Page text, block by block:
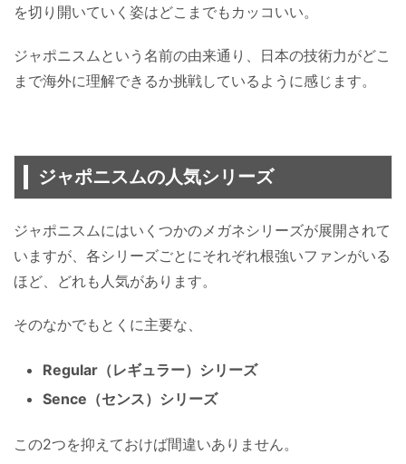
を切り開いていく姿はどこまでもカッコいい。
ジャポニスムという名前の由来通り、日本の技術力がどこ
まで海外に理解できるか挑戦しているように感じます。
ジャポニスムの人気シリーズ
ジャポニスムにはいくつかのメガネシリーズが展開されて
いますが、各シリーズごとにそれぞれ根強いファンがいる
ほど、どれも人気があります。
そのなかでもとくに主要な、
Regular（レギュラー）シリーズ
Sence（センス）シリーズ
この2つを抑えておけば間違いありません。